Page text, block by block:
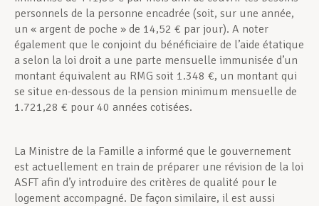
personnels de la personne encadrée (soit, sur une année,
un « argent de poche » de 14,52 € par jour). A noter
également que le conjoint du bénéficiaire de l’aide étatique
a selon la loi droit a une parte mensuelle immunisée d’un
montant équivalent au RMG soit 1.348 €, un montant qui
se situe en-dessous de la pension minimum mensuelle de
1.721,28 € pour 40 années cotisées.
La Ministre de la Famille a informé que le gouvernement
est actuellement en train de préparer une révision de la loi
ASFT afin d’y introduire des critères de qualité pour le
logement accompagné. De façon similaire, il est aussi